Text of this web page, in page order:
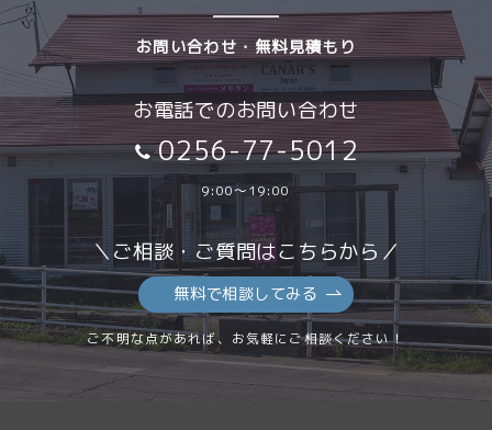
お問い合わせ・無料見積もり
お電話でのお問い合わせ
0256-77-5012
9:00～19:00
＼ご相談・ご質問はこちらから／
無料で相談してみる
ご不明な点があれば、お気軽にご相談ください！